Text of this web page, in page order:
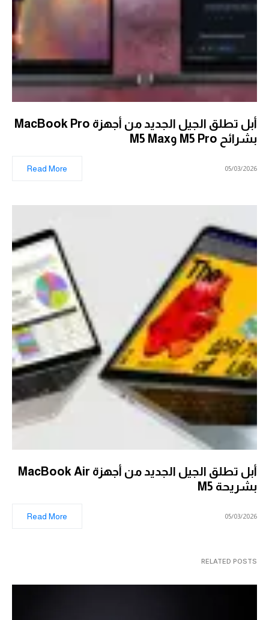
أبل تطلق الجيل الجديد من أجهزة MacBook Pro
بشرائح M5 Pro وM5 Max
05/03/2026
Read More
أبل تطلق الجيل الجديد من أجهزة MacBook Air
بشريحة M5
05/03/2026
Read More
RELATED POSTS